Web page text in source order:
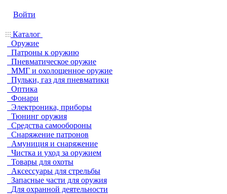
Войти
Каталог
Оружие
Патроны к оружию
Пневматическое оружие
ММГ и охолощенное оружие
Пульки, газ для пневматики
Оптика
Фонари
Электроника, приборы
Тюнинг оружия
Средства самообороны
Снаряжение патронов
Амуниция и снаряжение
Чистка и уход за оружием
Товары для охоты
Аксессуары для стрельбы
Запасные части для оружия
Для охранной деятельности